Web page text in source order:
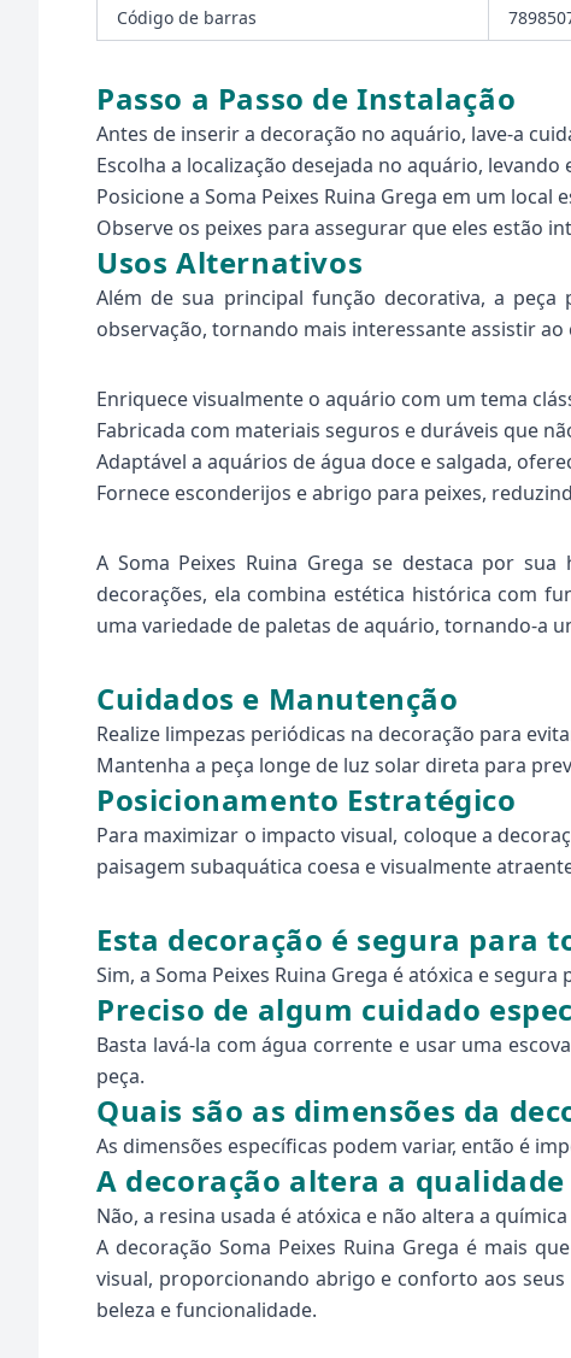
Código de barras
Passo a Passo de Instalação
Antes de inserir a decoração no aquário, lave-a
Escolha a localização desejada no aquário,
Posicione a Soma Peixes Ruina Grega em um
Observe os peixes para assegurar que eles estão
Usos Alternativos
Além de sua principal função decorativa, a
observação, tornando mais interessante assistir
Enriquece visualmente o aquário com um tema
Fabricada com materiais seguros e duráveis que
Adaptável a aquários de água doce e salgada,
Fornece esconderijos e abrigo para peixes,
A Soma Peixes Ruina Grega se destaca por
decorações, ela combina estética histórica com
uma variedade de paletas de aquário, tornando-a
Cuidados e Manutenção
Realize limpezas periódicas na decoração para
Mantenha a peça longe de luz solar direta para
Posicionamento Estratégico
Para maximizar o impacto visual, coloque a
paisagem subaquática coesa e visualmente
Esta decoração é segura para
Sim, a Soma Peixes Ruina Grega é atóxica e
Preciso de algum cuidado
Basta lavá-la com água corrente e usar uma
peça.
Quais são as dimensões da
As dimensões específicas podem variar, então é
A decoração altera a
Não, a resina usada é atóxica e não altera a
A decoração Soma Peixes Ruina Grega é mais
visual, proporcionando abrigo e conforto aos
beleza e funcionalidade.